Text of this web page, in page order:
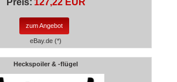
Preis: 127,22 EUR
zum Angebot
eBay.de (*)
Heckspoiler & -flügel